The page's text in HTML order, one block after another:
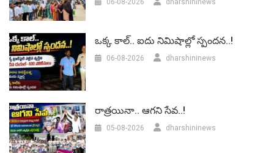
06-08-2026 dharshininews
ఒక్క కాల్.. ఐదు నిమిషాల్లో స్పందన..!
06-08-2026 dharshininews
రాత్రయినా.. ఆగని సేవ..!
05-08-2026 dharshininews